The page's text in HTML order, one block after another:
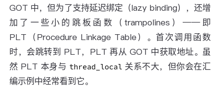
GOT 中，但为了支持延迟绑定（lazy binding），还增
加了一些小的跳板函数（trampolines）——即
PLT（Procedure Linkage Table）。首次调用函数
时，会跳转到 PLT，PLT 再从 GOT 中获取地址。虽
然 PLT 本身与 thread_local 关系不大，但你会在汇
编示例中经常看到它。